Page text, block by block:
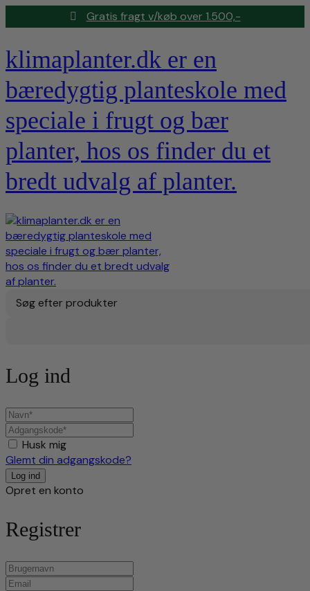
Gratis fragt v/køb over 1.500,-
klimaplanter.dk er en
bæredygtig planteskole med
speciale i frugt og bær
planter, hos os finder du et
bredt udvalg af planter.
Søg efter produkter
Log ind
Husk mig
Glemt din adgangskode?
Opret en konto
Registrer